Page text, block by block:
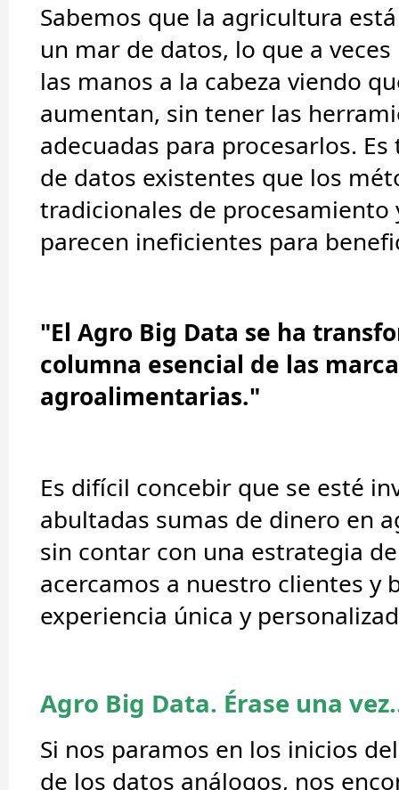
Sabemos que la agricultura
un mar de datos, lo que a
las manos a la cabeza viendo
aumentan, sin tener las
adecuadas para procesarlos.
de datos existentes que los
tradicionales de procesamiento
parecen ineficientes para
"El Agro Big Data se ha
columna esencial de las
agroalimentarias."
Es difícil concebir que se esté
abultadas sumas de dinero en
sin contar con una estrategia
acercamos a nuestro clientes y
experiencia única y
Agro Big Data. Érase una
Si nos paramos en los inicios
de los datos análogos, nos